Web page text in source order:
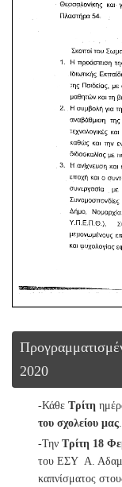
2020
-Κάθε Τρίτη
του σχολείου μας
-Την Τρίτη 18
του ΕΣΥ Α.
καπνίσματος